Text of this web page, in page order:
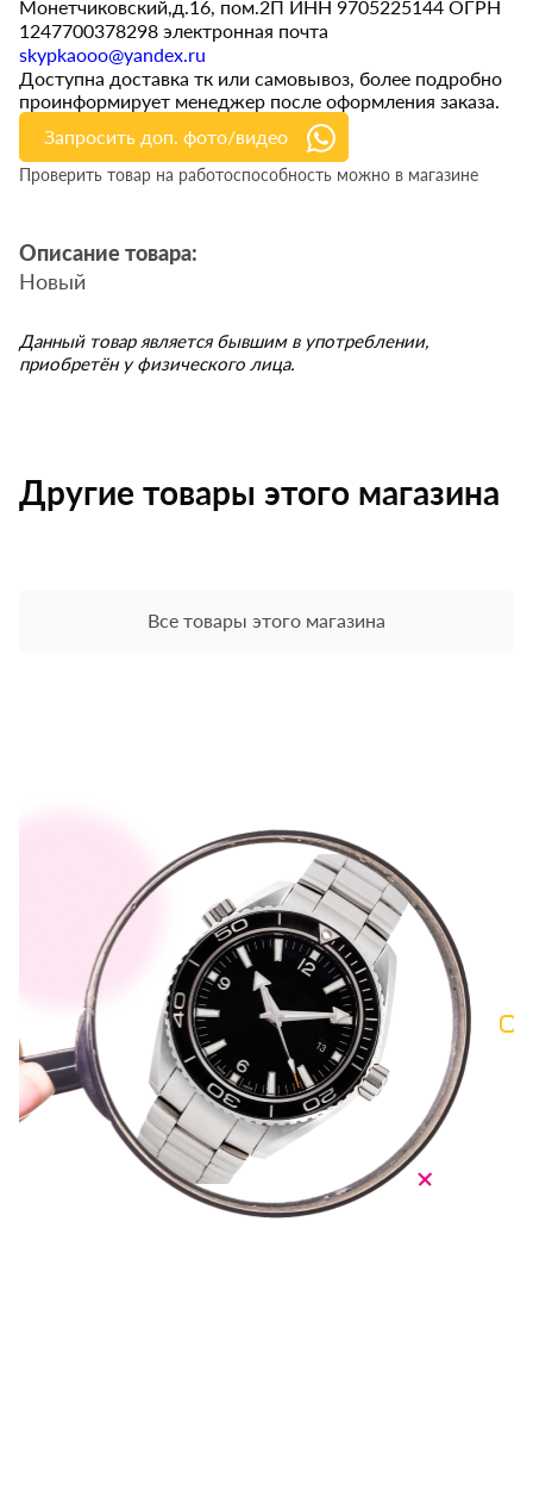
Монетчиковский,д.16, пом.2П ИНН 9705225144 ОГРН
1247700378298 электронная почта
skypkaooo@yandex.ru
Доступна доставка тк или самовывоз, более подробно
проинформирует менеджер после оформления заказа.
Запросить доп. фото/видео
Проверить товар на работоспособность можно в магазине
Описание товара:
Новый
Данный товар является бывшим в употреблении,
приобретён у физического лица.
Другие товары этого магазина
Все товары этого магазина